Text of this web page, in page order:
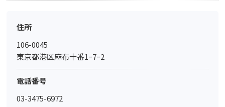
住所
106-0045
東京都港区麻布十番1ｰ7ｰ2
電話番号
03-3475-6972